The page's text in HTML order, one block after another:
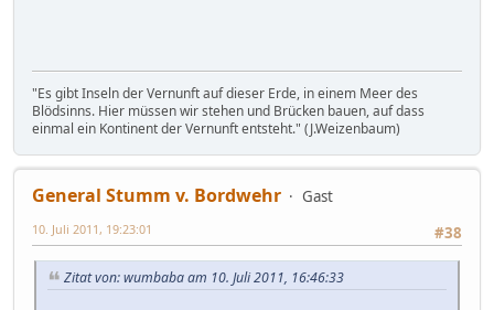
"Es gibt Inseln der Vernunft auf dieser Erde, in einem Meer des
Blödsinns. Hier müssen wir stehen und Brücken bauen, auf dass
einmal ein Kontinent der Vernunft entsteht." (J.Weizenbaum)
General Stumm v. Bordwehr
Gast
#38
10. Juli 2011, 19:23:01
Zitat von: wumbaba am 10. Juli 2011, 16:46:33